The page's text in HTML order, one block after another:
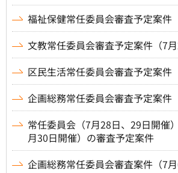
福祉保健常任委員会審査予定案件
文教常任委員会審査予定案件（7月
区民生活常任委員会審査予定案件
企画総務常任委員会審査予定案件
常任委員会（7月28日、29日開催
月30日開催）の審査予定案件
企画総務常任委員会審査案件（7月